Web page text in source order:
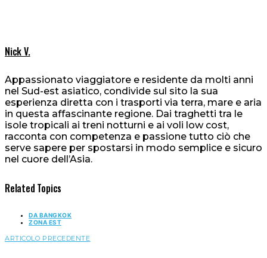
Nick V.
Appassionato viaggiatore e residente da molti anni
nel Sud-est asiatico, condivide sul sito la sua
esperienza diretta con i trasporti via terra, mare e aria
in questa affascinante regione. Dai traghetti tra le
isole tropicali ai treni notturni e ai voli low cost,
racconta con competenza e passione tutto ciò che
serve sapere per spostarsi in modo semplice e sicuro
nel cuore dell’Asia.
Related Topics
DA BANGKOK
ZONA EST
ARTICOLO PRECEDENTE